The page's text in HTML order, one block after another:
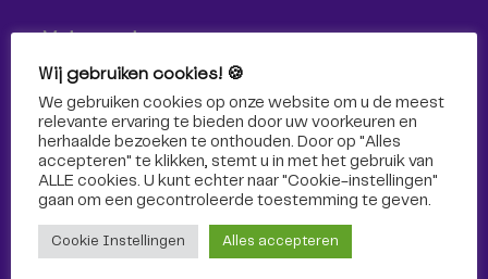
Volg ons!
Volg Omroep Tilburg niet alleen hier, maar ook via social
media!
Wij gebruiken cookies! 🍪
We gebruiken cookies op onze website om u de meest
relevante ervaring te bieden door uw voorkeuren en
herhaalde bezoeken te onthouden. Door op "Alles
accepteren" te klikken, stemt u in met het gebruik van
ALLE cookies. U kunt echter naar "Cookie-instellingen"
gaan om een ​​gecontroleerde toestemming te geven.
Cookie Instellingen Alles accepteren